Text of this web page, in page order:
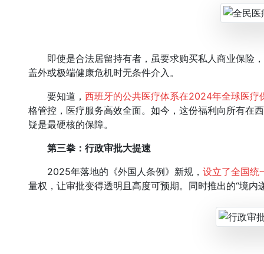
即使是合法居留持有者，虽要求购买私人商业保险，
盖外或极端健康危机时无条件介入。
要知道， 西班牙的公共医疗体系在2024年全球医
格管控，医疗服务高效全面。如今，这份福利向所有在
疑是最硬核的保障。
第三拳：行政审批大提速
2025年落地的《外国人条例》新规， 设立了全国统
量权，让审批变得透明且高度可预期。同时推出的“境